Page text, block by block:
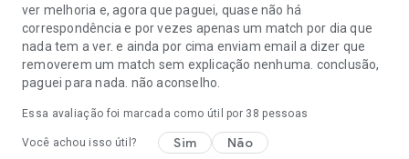
https://www.eharmony.com/privacypolicy/#pp15
*Com base na pesquisa de 2022 com 1.300 respondentes
dos EUA, Reino Unido, Canadá e Austrália
** Pesquisa de 2023 com 2.807 usuários de aplicativos de
ver melhoria e, agora que paguei, quase não há
correspondência e por vezes apenas um match por dia que
nada tem a ver. e ainda por cima enviam email a dizer que
removerem um match sem explicação nenhuma. conclusão,
paguei para nada. não aconselho.
Essa avaliação foi marcada como útil por 38 pessoas
Você achou isso útil? Sim Não